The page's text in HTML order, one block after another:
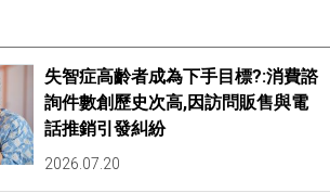
失智症高齡者成為下手目標?:消費諮
詢件數創歷史次高,因訪問販售與電
話推銷引發糾紛
2026.07.20